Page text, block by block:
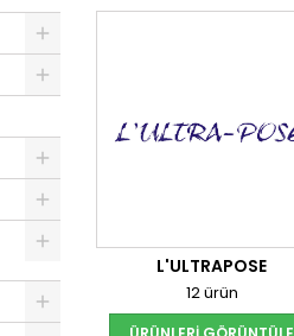
L'ULTRAPOSE
12 ürün